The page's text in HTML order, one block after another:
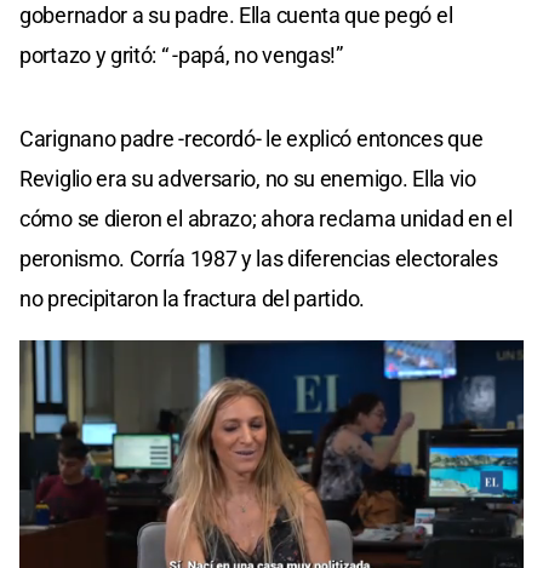
gobernador a su padre. Ella cuenta que pegó el
portazo y gritó: “ -papá, no vengas!”
Carignano padre -recordó- le explicó entonces que
Reviglio era su adversario, no su enemigo. Ella vio
cómo se dieron el abrazo; ahora reclama unidad en el
peronismo. Corría 1987 y las diferencias electorales
no precipitaron la fractura del partido.